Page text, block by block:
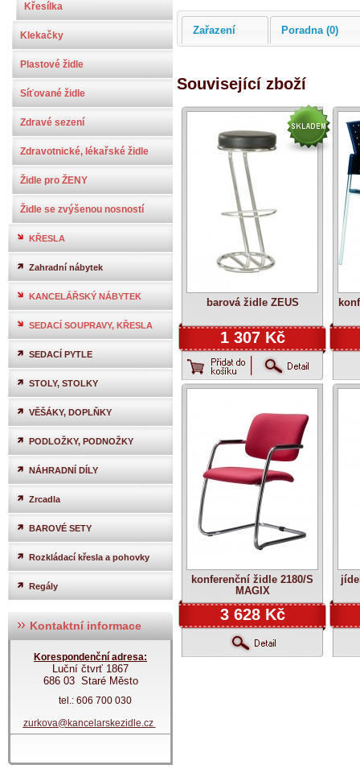
Křesílka
Klekačky
Plastové židle
Síťované židle
Zdravé sezení
Zdravotnické, lékařské židle
Židle pro ŽENY
Židle se zvýšenou nosností
KŘESLA
Zahradní nábytek
KANCELÁŘSKÝ NÁBYTEK
SEDACÍ SOUPRAVY, KŘESLA
SEDACÍ PYTLE
STOLY, STOLKY
VĚŠÁKY, DOPLŇKY
PODLOŽKY, PODNOŽKY
NÁHRADNÍ DÍLY
Zrcadla
BAROVÉ SETY
Rozkládací křesla a pohovky
Regály
Kontaktní informace
Korespondenční adresa:
Luční čtvrť 1867
686 03 Staré Město
tel.: 606 700 030
zurkova@kancelarskezidle.cz
Zařazení Poradna (0)
Související zboží
barová židle ZEUS
1 307 Kč
konferenční židle 2180/S
MAGIX
3 628 Kč